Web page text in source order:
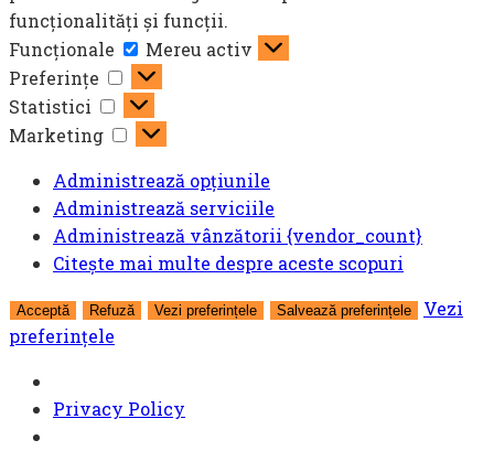
funcționalități și funcții.
Funcționale
Funcționale
Mereu activ
Preferințe
Preferințe
Statistici
Statistici
Marketing
Marketing
Administrează opțiunile
Administrează serviciile
Administrează vânzătorii {vendor_count}
Citește mai multe despre aceste scopuri
Acceptă Refuză Vezi preferințele Salvează preferințele
Vezi
preferințele
Privacy Policy